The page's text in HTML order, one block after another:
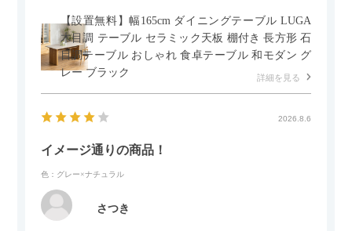
【設置無料】幅165cm ダイニングテーブル LUGA
木目調 テーブル セラミック天板 棚付き 長方形 石
目調テーブル おしゃれ 食卓テーブル 和モダン グ
レー ブラック
詳細を見る
2026.8.6
イメージ通りの商品！
色：グレー×ナチュラル
さつき